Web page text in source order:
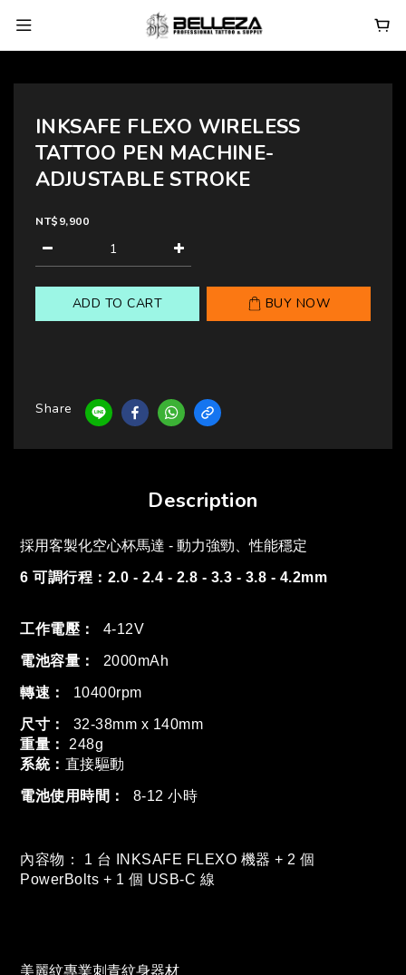
INKSAFE FLEXO WIRELESS
TATTOO PEN MACHINE-
ADJUSTABLE STROKE
NT$9,900
ADD TO CART BUY NOW
Share
Description
採用客製化空心杯馬達 - 動力強勁、性能穩定
6 可調行程：2.0 - 2.4 - 2.8 - 3.3 - 3.8 - 4.2mm
工作電壓： 4-12V
電池容量： 2000mAh
轉速： 10400rpm
尺寸：
32-38mm x 140mm
重量：
248g
系統： 直接驅動
電池使用時間： 8-12 小時
內容物： 1 台 INKSAFE FLEXO 機器 + 2 個
PowerBolts + 1 個 USB-C 線
美麗紋專業刺青紋身器材